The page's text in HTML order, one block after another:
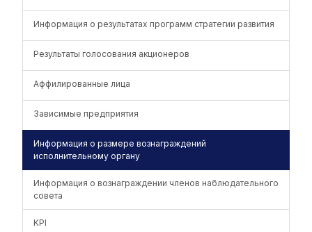
Информация о результатах программ стратегии развития
Результаты голосования акционеров
Аффилированные лица
Зависимые предприятия
Информация о размере вознаграждений
исполнительному органу
Информация о вознаграждении членов наблюдательного
совета
KPI